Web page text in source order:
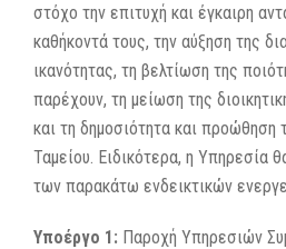
στόχο την επιτυχή και έγκαιρη
καθήκοντά τους, την αύξηση της
ικανότητας, τη βελτίωση της
παρέχουν, τη μείωση της
και τη δημοσιότητα και
Ταμείου. Ειδικότερα, η Υπηρεσία
των παρακάτω ενδεικτικών
Υποέργο 1: Παροχή Υπηρεσιών